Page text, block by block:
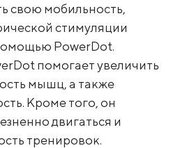
свою мобильность,
стимуляции
PowerDot.
помогает увеличить
мышц, а также
Кроме того, он
двигаться и
тренировок.